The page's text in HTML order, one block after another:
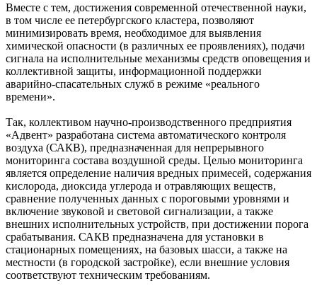
Вместе с тем, достижения современной отечественной науки,
в том числе ее петербургского кластера, позволяют
минимизировать время, необходимое для выявления
химической опасности (в различных ее проявлениях), подачи
сигнала на исполнительные механизмы средств оповещения и
коллективной защиты, информационной поддержки
аварийно-спасательных служб в режиме «реального
времени».
Так, коллективом научно-производственного предприятия
«Адвент» разработана система автоматического контроля
воздуха (САКВ), предназначенная для непрерывного
мониторинга состава воздушной среды. Целью мониторинга
является определение наличия вредных примесей, содержания
кислорода, диоксида углерода и отравляющих веществ,
сравнение полученных данных с пороговыми уровнями и
включение звуковой и световой сигнализации, а также
внешних исполнительных устройств, при достижении порога
срабатывания. САКВ предназначена для установки в
стационарных помещениях, на базовых шасси, а также на
местности (в городской застройке), если внешние условия
соответствуют техническим требованиям.